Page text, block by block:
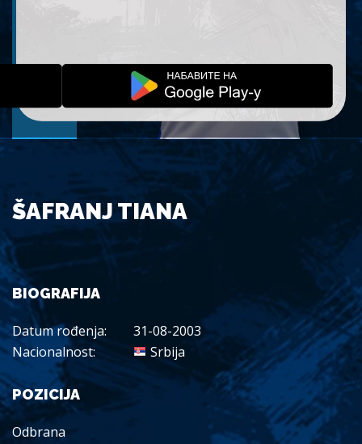
ŠAFRANJ TIANA
BIOGRAFIJA
Datum rođenja:
31-08-2003
Nacionalnost:
Srbija
POZICIJA
Odbrana